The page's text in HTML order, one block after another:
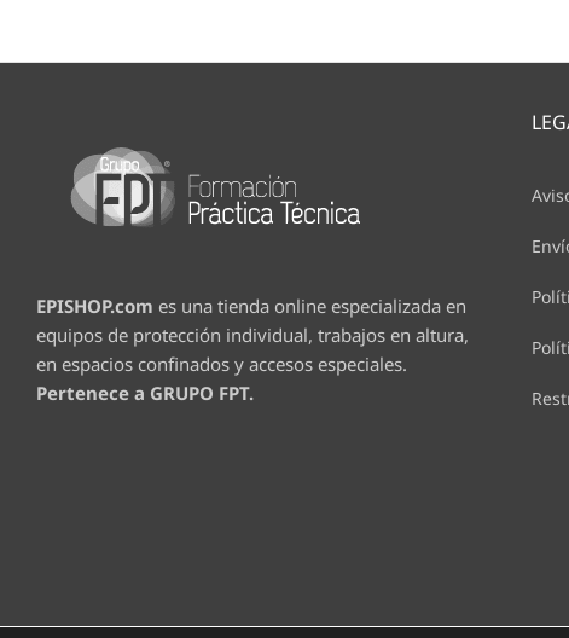
EPISHOP.com es una tienda online especializada en
equipos de protección individual, trabajos en altura,
en espacios confinados y accesos especiales.
Pertenece a GRUPO FPT.